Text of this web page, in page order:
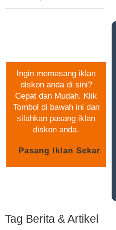
Ingin memasang iklan
diskon anda di sini?
Cepat dan Mudah. Klik
Tombol di bawah ini dan
silahkan pasang iklan
diskon anda.
Tag Berita & Artikel